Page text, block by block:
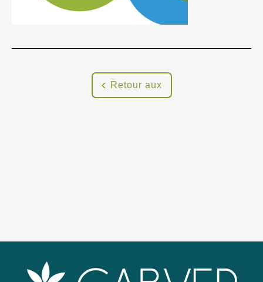
Retour aux